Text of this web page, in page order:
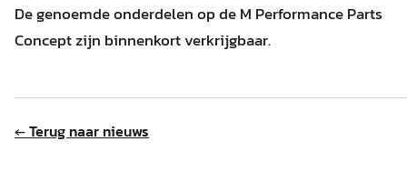
De genoemde onderdelen op de M Performance Parts
Concept zijn binnenkort verkrijgbaar.
← Terug naar nieuws